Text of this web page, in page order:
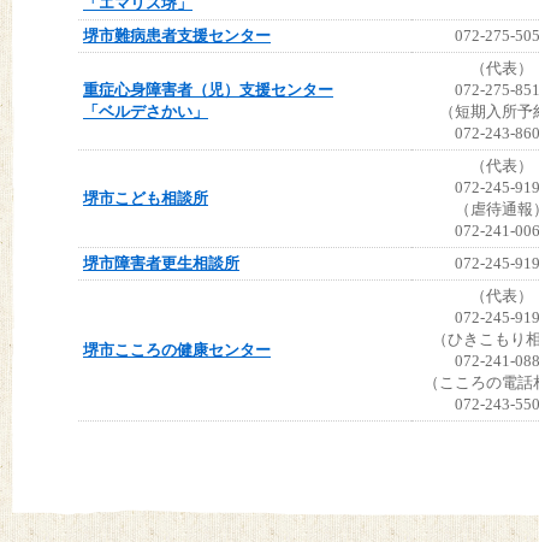
堺市難病患者支援センター 072-275-
重症心身障害者（児）支援センター
「ベルデさかい」
（代表）
072-275-
（短期入所予
072-243-
堺市こども相談所
（代表）
072-245-
（虐待通報
072-241-
堺市障害者更生相談所
072-245-
堺市こころの健康センター
（代表）
072-245-
（ひきこもり
072-241-
（こころの電
072-243-